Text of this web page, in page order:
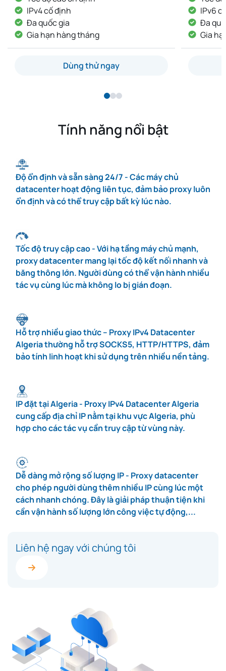
IPv6 cố định
Đa quốc gia
Gia hạn hàng tháng
Dùng thử ngay
IP
IP cố
Giao
Tính năng nổi bật
Độ ổn định và sẵn sàng 24/7 - Các máy chủ
datacenter hoạt động liên tục, đảm bảo proxy luôn
ổn định và có thể truy cập bất kỳ lúc nào.
Tốc độ truy cập cao - Với hạ tầng máy chủ mạnh,
proxy datacenter mang lại tốc độ kết nối nhanh và
băng thông lớn. Người dùng có thể vận hành nhiều
tác vụ cùng lúc mà không lo bị gián đoạn.
Hỗ trợ nhiều giao thức – Proxy IPv4 Datacenter
Algeria thường hỗ trợ SOCKS5, HTTP/HTTPS, đảm
bảo tính linh hoạt khi sử dụng trên nhiều nền tảng.
IP đặt tại Algeria - Proxy IPv4 Datacenter Algeria
cung cấp địa chỉ IP nằm tại khu vực Algeria, phù
hợp cho các tác vụ cần truy cập từ vùng này.
Dễ dàng mở rộng số lượng IP - Proxy datacenter
cho phép người dùng thêm nhiều IP cùng lúc một
cách nhanh chóng. Đây là giải pháp thuận tiện khi
cần vận hành số lượng lớn công việc tự động,...
Liên hệ ngay với chúng tôi